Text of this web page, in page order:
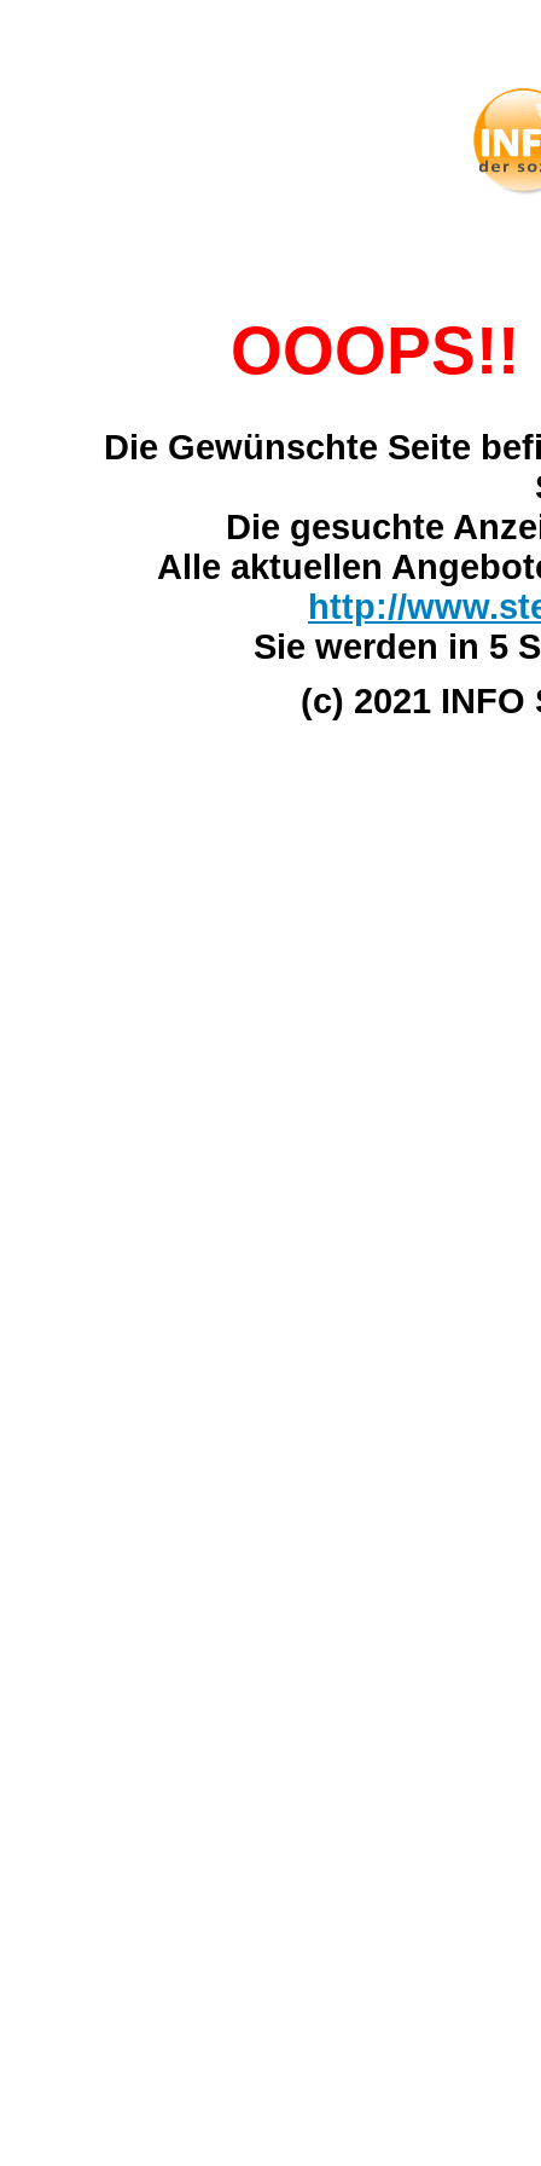
OOOPS!!
Die Gewünschte Seite
Die gesuchte
Alle aktuellen
http://
Sie werden in 5
(c) 2021